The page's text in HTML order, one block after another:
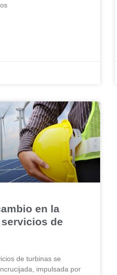
en la
de
de turbinas se
impulsada por